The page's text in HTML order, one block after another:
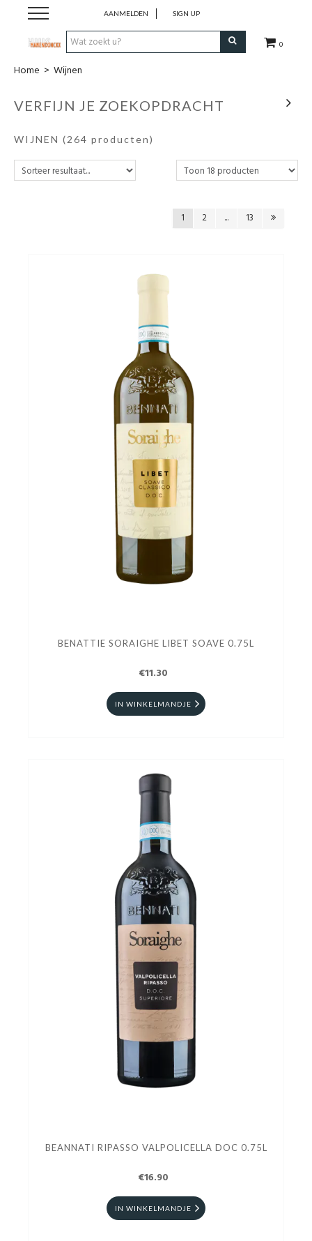
0
AANMELDEN SIGN UP
Wijnen
Wijnlanden
Inschrijving opendeurdagen
Geels Witteke De Maan's Jenever
Home > Wijnen
VERFIJN JE ZOEKOPDRACHT
WIJNEN (264 producten)
1 2 ... 13
BENATTIE SORAIGHE LIBET SOAVE 0.75L
€11.30
IN WINKELMANDJE
BEANNATI RIPASSO VALPOLICELLA DOC 0.75L
€16.90
IN WINKELMANDJE